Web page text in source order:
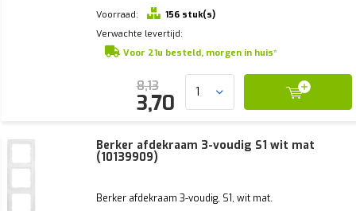
Voorraad:
156 stuk(s)
Verwachte levertijd:
Voor 21u besteld, morgen in huis*
8,13
3,70
Berker afdekraam 3-voudig S1 wit mat
(10139909)
Berker afdekraam 3-voudig, S1, wit mat.